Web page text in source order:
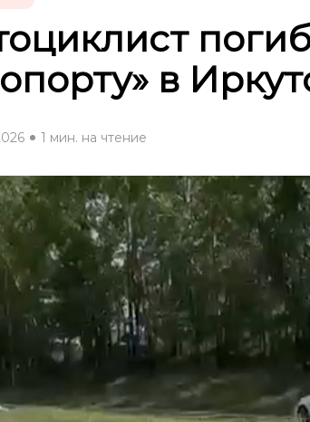
в
1 мин. на чтение